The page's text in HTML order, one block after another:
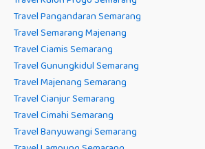
Travel Pangandaran Semarang
Travel Semarang Majenang
Travel Ciamis Semarang
Travel Gunungkidul Semarang
Travel Majenang Semarang
Travel Cianjur Semarang
Travel Cimahi Semarang
Travel Banyuwangi Semarang